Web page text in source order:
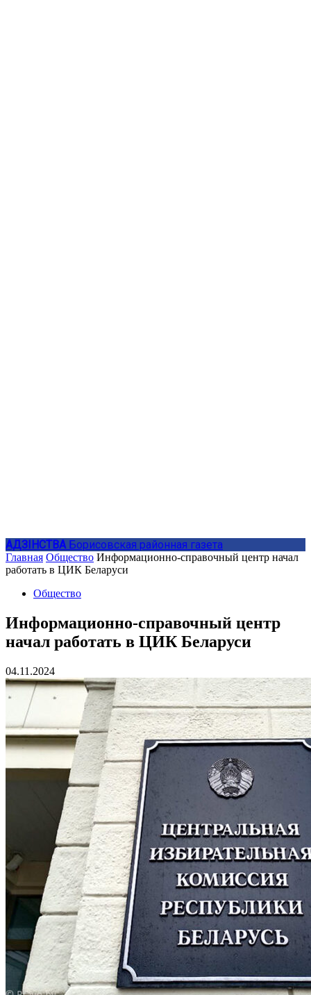
АДЗIНСТВА Борисовская районная газета
Главная Общество Информационно-справочный центр начал
работать в ЦИК Беларуси
Общество
Информационно-справочный центр
начал работать в ЦИК Беларуси
04.11.2024